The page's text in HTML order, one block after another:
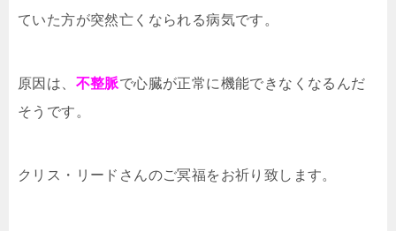
ていた方が突然亡くなられる病気です。
原因は、 不整脈で心臓が正常に機能できなくなるんだ
そうです。
クリス・リードさんのご冥福をお祈り致します。